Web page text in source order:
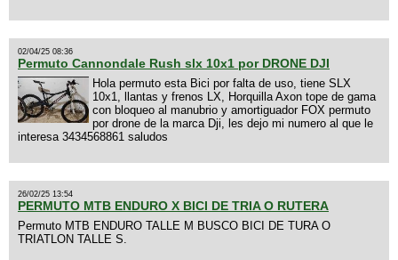
02/04/25 08:36
Permuto Cannondale Rush slx 10x1 por DRONE DJI
Hola permuto esta Bici por falta de uso, tiene SLX
10x1, llantas y frenos LX, Horquilla Axon tope de gama
con bloqueo al manubrio y amortiguador FOX permuto
por drone de la marca Dji, les dejo mi numero al que le
interesa 3434568861 saludos
26/02/25 13:54
PERMUTO MTB ENDURO X BICI DE TRIA O RUTERA
Permuto MTB ENDURO TALLE M BUSCO BICI DE TURA O
TRIATLON TALLE S.